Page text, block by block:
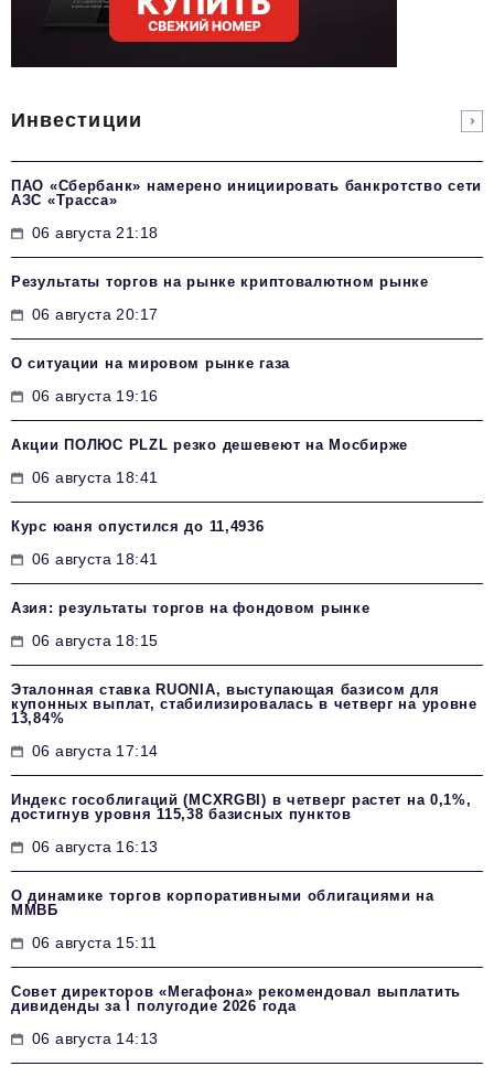
Инвестиции
ПАО «Сбербанк» намерено инициировать банкротство сети
АЗС «Трасса»
06 августа 21:18
Результаты торгов на рынке криптовалютном рынке
06 августа 20:17
О ситуации на мировом рынке газа
06 августа 19:16
Акции ПОЛЮС PLZL резко дешевеют на Мосбирже
06 августа 18:41
Курс юаня опустился до 11,4936
06 августа 18:41
Азия: результаты торгов на фондовом рынке
06 августа 18:15
Эталонная ставка RUONIA, выступающая базисом для
купонных выплат, стабилизировалась в четверг на уровне
13,84%
06 августа 17:14
Индекс гособлигаций (MCXRGBI) в четверг растет на 0,1%,
достигнув уровня 115,38 базисных пунктов
06 августа 16:13
О динамике торгов корпоративными облигациями на
ММВБ
06 августа 15:11
Совет директоров «Мегафона» рекомендовал выплатить
дивиденды за I полугодие 2026 года
06 августа 14:13